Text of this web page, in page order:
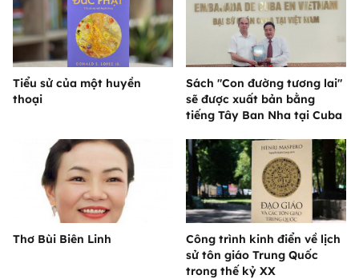
Tiểu sử của một huyền
thoại
Sách "Con đường tương lai"
sẽ được xuất bản bằng
tiếng Tây Ban Nha tại Cuba
Thơ Bùi Biên Linh
Công trình kinh điển về lịch
sử tôn giáo Trung Quốc
trong thế kỷ XX